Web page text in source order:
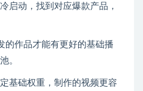
启动，找到对应爆款产品，
的作品才能有更好的基础播
。
基础权重，制作的视频更容